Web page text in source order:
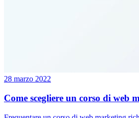
28 marzo 2022
Come scegliere un corso di web